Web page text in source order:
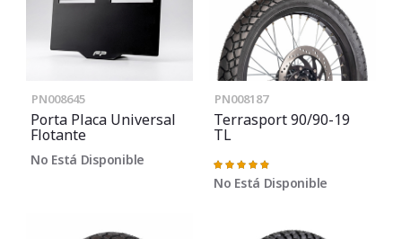
PN008645
Porta Placa Universal
Flotante
No Está Disponible
PN008187
Terrasport 90/90-19
TL
Valoración:
98%
No Está Disponible